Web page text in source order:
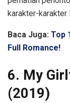
karakter-karakter
Baca Juga: Top
Full Romance!
6. My
(2019)